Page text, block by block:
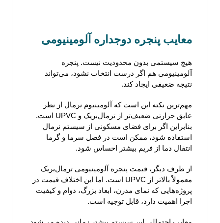
معایب پنجره دوجداره آلومینیومی
هیچ سیستمی بدون محدودیت نیست. پنجره
آلومینیومی هم اگر درست انتخاب نشود، می‌تواند
نتیجه ضعیفی ایجاد کند.
مهم‌ترین نکته این است که آلومینیوم نرمال از نظر
عایق حرارتی ضعیف‌تر از ترمال‌بریک و UPVC است.
بنابراین اگر برای فضای مسکونی از سیستم نرمال
استفاده شود، ممکن است در فصل سرما و گرما
انتقال دما از فریم بیشتر احساس شود.
از طرف دیگر، قیمت پنجره آلومینیومی ترمال‌بریک
معمولاً بالاتر از UPVC است. اما این اختلاف قیمت در
پروژه‌هایی که نمای مدرن، ابعاد بزرگ، دوام و کیفیت
اجرا اهمیت دارد، قابل توجیه است.